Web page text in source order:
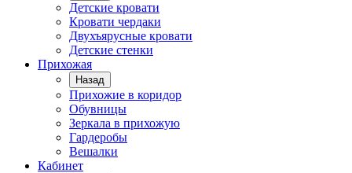
Детские кровати
Кровати чердаки
Двухъярусные кровати
Детские стенки
Прихожая
Назад
Прихожие в коридор
Обувницы
Зеркала в прихожую
Гардеробы
Вешалки
Кабинет